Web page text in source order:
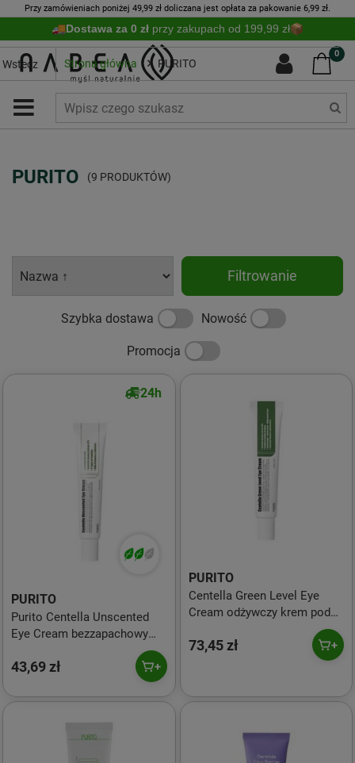
Przy zamówieniach poniżej 49,99 zł doliczana jest opłata za pakowanie 6,99 zł.
Dostawa za 0 zł przy zakupach od 199,99 zł
0
Wstecz Strona główna PURITO
PURITO (9 PRODUKTÓW)
Filtrowanie
Szybka dostawa Nowość
Promocja
24h
PURITO
Purito Centella Unscented
Eye Cream bezzapachowy
43,69 zł
PURITO
Centella Green Level Eye
Cream odżywczy krem pod
oczy z ekstraktem z wąkroty
azjatyckiej 30ml
73,45 zł